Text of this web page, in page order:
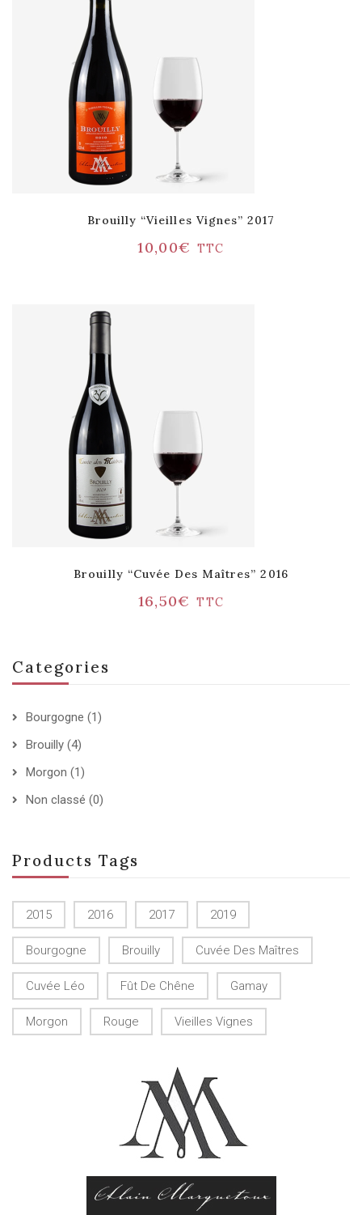
Categories
Bourgogne (1)
Brouilly (4)
Morgon (1)
Non classé (0)
Products Tags
2015 2016 2017 2019
Bourgogne Brouilly Cuvée Des Maîtres
Cuvée Léo Fût De Chêne Gamay
Morgon Rouge Vieilles Vignes
Brouilly “Vieilles Vignes” 2017
10,00€ TTC
Brouilly “Cuvée Des Maîtres” 2016
16,50€ TTC